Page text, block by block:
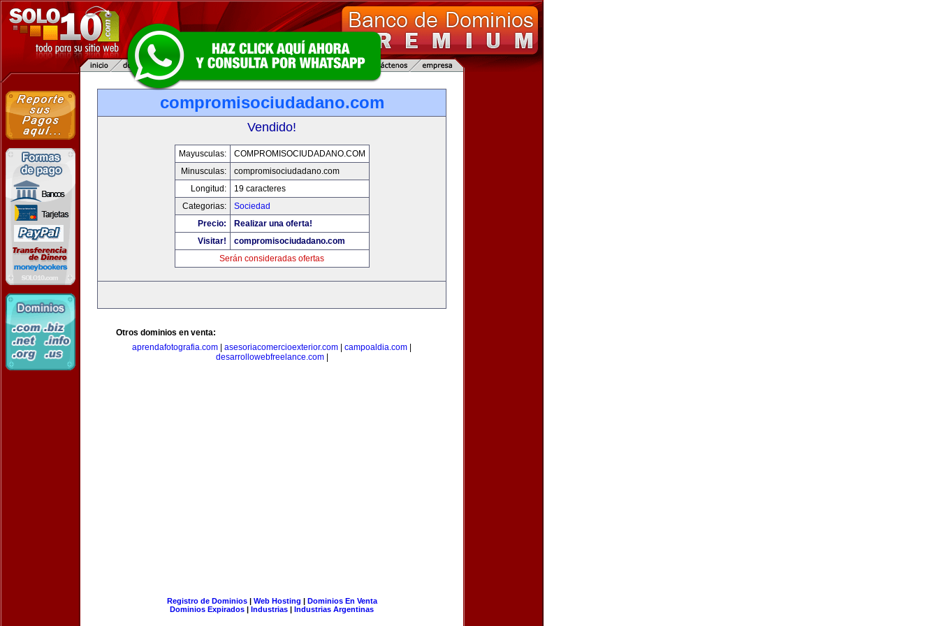
compromisociudadano.com
Vendido!
Mayusculas:
COMPROMISOCIUDADANO.COM
Minusculas:
compromisociudadano.com
Longitud:
19 caracteres
Categorias:
Sociedad
Precio:
Realizar una oferta!
Visitar!
compromisociudadano.com
Serán consideradas ofertas
Otros dominios en venta:
aprendafotografia.com
asesoriacomercioexterior.com campoaldia.com
desarrollowebfreelance.com|
Registro de Dominios| Web Hosting | Dominios En Venta
Dominios Expirados | Industrias | Industrias Argentinas